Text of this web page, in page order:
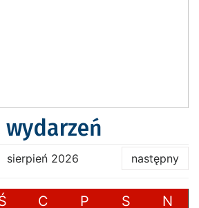
sierpień 2026 następny
C P S N